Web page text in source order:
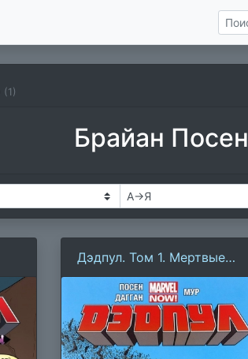
(1)
Брайан Посен
Дэдпул. Том 1. Мертвые
президенты